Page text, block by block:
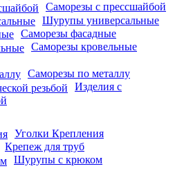
Саморезы с прессшайбой
Шурупы универсальные
Саморезы фасадные
Саморезы кровельные
Саморезы по металлу
Изделия с
Уголки Крепления
Крепеж для труб
Шурупы с крюком